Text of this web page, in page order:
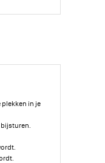
in je
bijsturen.